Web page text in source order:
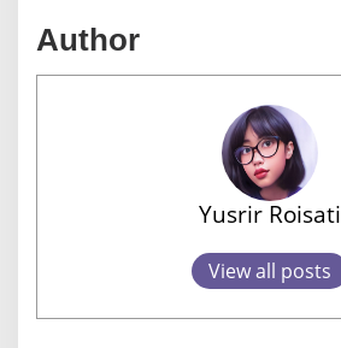
Author
Yusrir Roisati
View all posts